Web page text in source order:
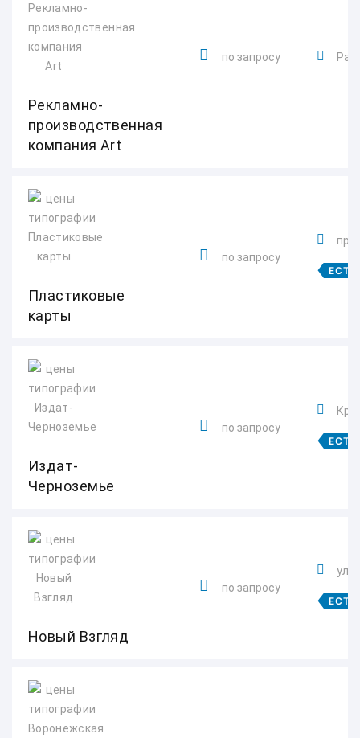
Рекламно-
производственная
компания Art
по запросу
Пластиковые
карты
по запросу
Издат-
Черноземье
по запросу
Новый Взгляд
по запросу
ул.